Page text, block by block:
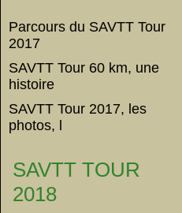
Parcours du SAVTT Tour
2017
SAVTT Tour 60 km, une
histoire
SAVTT Tour 2017, les
photos, l
SAVTT TOUR
2018